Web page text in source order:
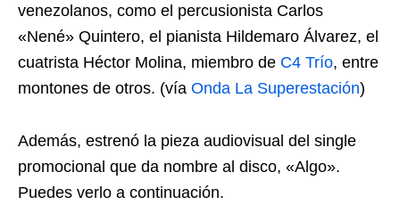
venezolanos, como el percusionista Carlos
«Nené» Quintero, el pianista Hildemaro Álvarez, el
cuatrista Héctor Molina, miembro de C4 Trío, entre
montones de otros. (vía Onda La Superestación)
Además, estrenó la pieza audiovisual del single
promocional que da nombre al disco, «Algo».
Puedes verlo a continuación.